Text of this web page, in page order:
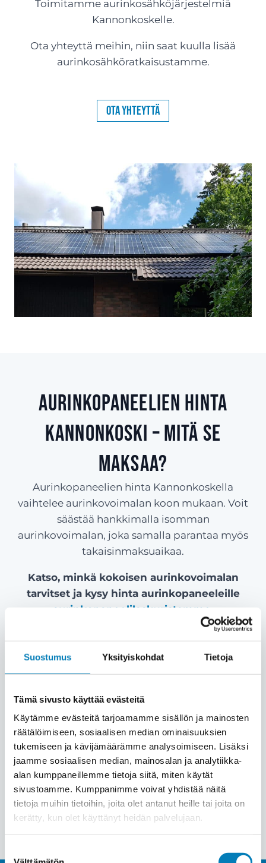
Suostumus Yksityiskohdat Tietoja
Tämä sivusto käyttää evästeitä
Käytämme evästeitä tarjoamamme sisällön ja mainosten
räätälöimiseen, sosiaalisen median ominaisuuksien
tukemiseen ja kävijämäärämme analysoimiseen. Lisäksi
jaamme sosiaalisen median, mainosalan ja analytiikka-
alan kumppaneillemme tietoja siitä, miten käytät
sivustoamme. Kumppanimme voivat yhdistää näitä
tietoja muihin tietoihin, joita olet antanut heille tai joita on
kerätty, kun olet käyttänyt heidän palvelujaan.
Toimitamme aurinkosähköjärjestelmiä
Kannonkoskelle.
Ota yhteyttä meihin, niin saat kuulla lisää
aurinkosähköratkaisustamme.
Ota yhteyttä
Aurinkopaneelien hinta
Kannonkoski – Mitä se
maksaa?
Aurinkopaneelien hinta Kannonkoskella
vaihtelee aurinkovoimalan koon mukaan. Voit
säästää hankkimalla isomman
aurinkovoimalan, joka samalla parantaa myös
takaisinmaksuaikaa.
Katso, minkä kokoisen aurinkovoimalan
tarvitset ja kysy hinta aurinkopaneeleille
aurinkopaneelilaskuristamme
Kustannusten osalta juuri nyt on paras hetki
hankkia aurinkopaneelit, sillä materiaalien
noussut pysyvästi korkeammalle tasolle.
Meiltä saat aurinkopaneelit katollesi
Kannonkoskella 6 kuukauden kuluttomalla ja
korottomalla sopimuksella.
Pyydä tarjous